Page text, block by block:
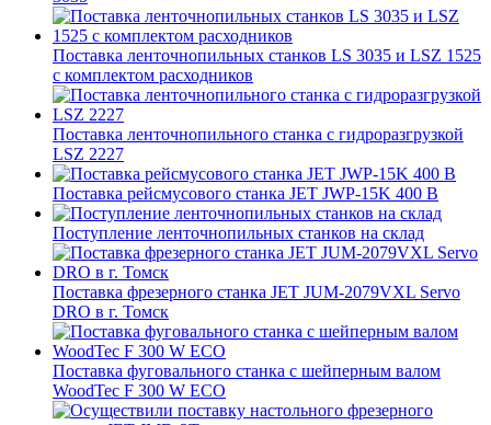
Поставка ленточнопильных станков LS 3035 и LSZ 1525
с комплектом расходников
Поставка ленточнопильного станка c гидроразгрузкой
LSZ 2227
Поставка рейсмусового станка JET JWP-15K 400 В
Поступление ленточнопильных станков на склад
Поставка фрезерного станка JET JUM-2079VXL Servo
DRO в г. Томск
Поставка фуговального станка с шейперным валом
WoodTec F 300 W ECO